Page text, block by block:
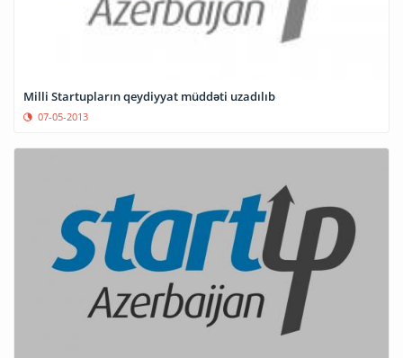
Milli Startupların qeydiyyat müddəti uzadılıb
07-05-2013